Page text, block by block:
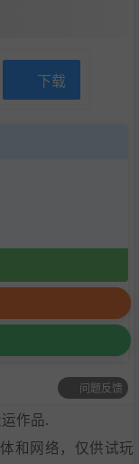
下载
问题反馈
作品.
和网络，仅供试玩